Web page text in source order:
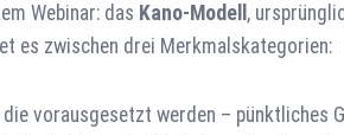
Webinar: das Kano-Modell ,
es zwischen drei Merkmalskategorien:
die vorausgesetzt werden – pünktliches